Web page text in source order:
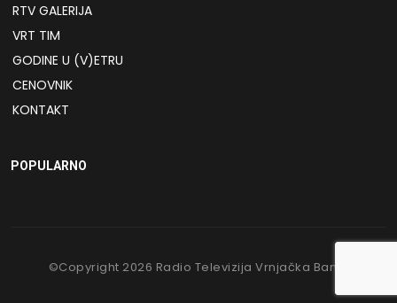
RTV GALERIJA
VRT TIM
GODINE U (V)ETRU
CENOVNIK
KONTAKT
POPULARNO
©Copyright 2026 Radio Televizija Vrnjačka Banja